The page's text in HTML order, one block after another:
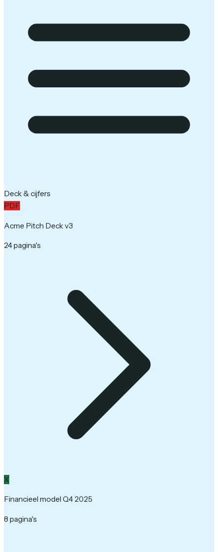
Deck & cijfers
PDF
Acme Pitch Deck v3
24 pagina's
X
Financieel model Q4 2025
8 pagina's